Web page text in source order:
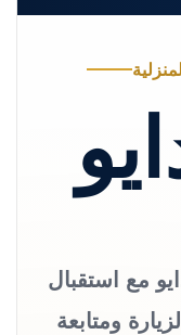
مع استقبال
ومتابعة